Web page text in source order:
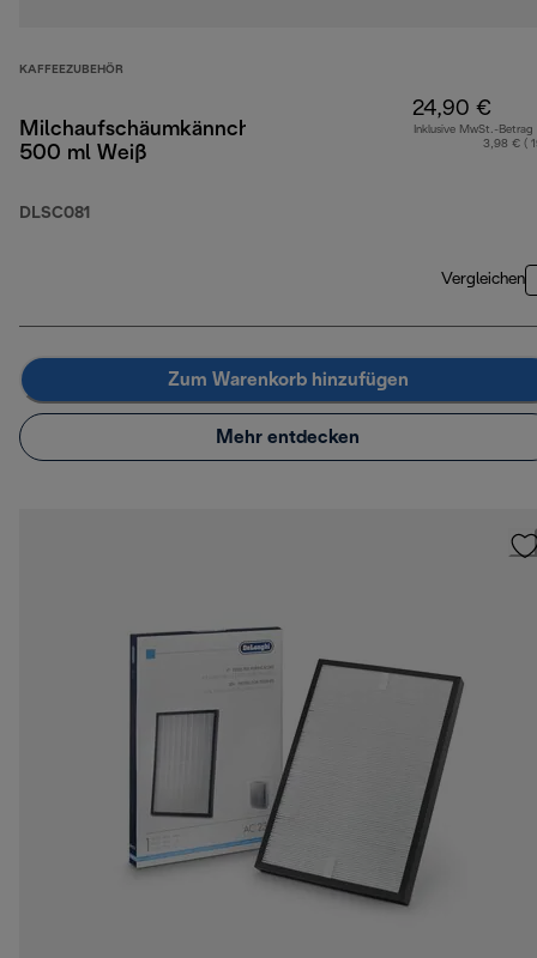
KAFFEEZUBEHÖR
Milchaufschäumkännchen
500 ml Weiß
DLSC081
24,90 €
Inklusive MwSt.-Betrag
3,98 € (
Vergleichen
Zum Warenkorb hinzufügen
Mehr entdecken